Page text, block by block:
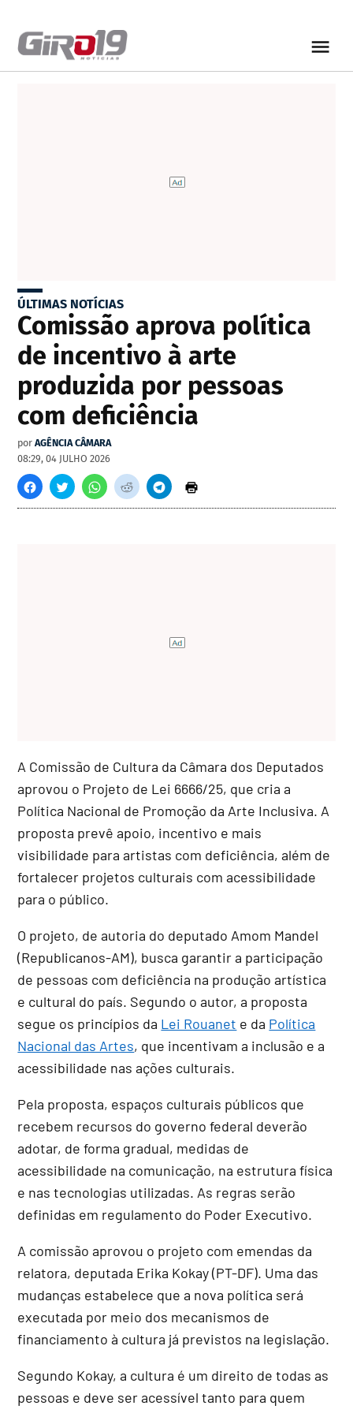
ÚLTIMAS NOTÍCIAS
Comissão aprova política
de incentivo à arte
produzida por pessoas
com deficiência
por AGÊNCIA CÂMARA
08:29, 04 JULHO 2026
A Comissão de Cultura da Câmara dos Deputados
aprovou o Projeto de Lei 6666/25, que cria a
Política Nacional de Promoção da Arte Inclusiva. A
proposta prevê apoio, incentivo e mais
visibilidade para artistas com deficiência, além de
fortalecer projetos culturais com acessibilidade
para o público.
O projeto, de autoria do deputado Amom Mandel
(Republicanos-AM), busca garantir a participação
de pessoas com deficiência na produção artística
e cultural do país. Segundo o autor, a proposta
segue os princípios da Lei Rouanet e da Política
Nacional das Artes, que incentivam a inclusão e a
acessibilidade nas ações culturais.
Pela proposta, espaços culturais públicos que
recebem recursos do governo federal deverão
adotar, de forma gradual, medidas de
acessibilidade na comunicação, na estrutura física
e nas tecnologias utilizadas. As regras serão
definidas em regulamento do Poder Executivo.
A comissão aprovou o projeto com emendas da
relatora, deputada Erika Kokay (PT-DF). Uma das
mudanças estabelece que a nova política será
executada por meio dos mecanismos de
financiamento à cultura já previstos na legislação.
Segundo Kokay, a cultura é um direito de todas as
pessoas e deve ser acessível tanto para quem